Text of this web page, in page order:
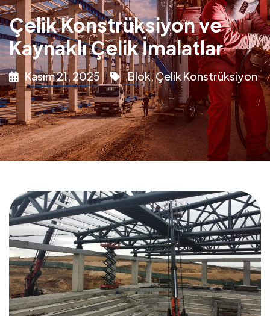
Çelik Konstrüksiyon ve
Kaynaklı Çelik İmalatlar
Kasım 21, 2025 Blok,Çelik Konstrüksiyon